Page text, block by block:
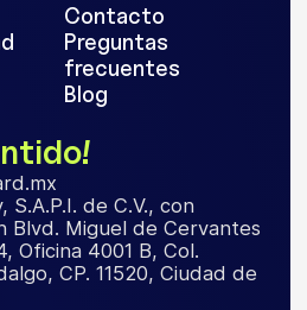
Contacto
Preguntas
frecuentes
Blog
de C.V., con
Blvd. Miguel de Cervantes
Oficina 4001 B, Col.
CP. 11520, Ciudad de